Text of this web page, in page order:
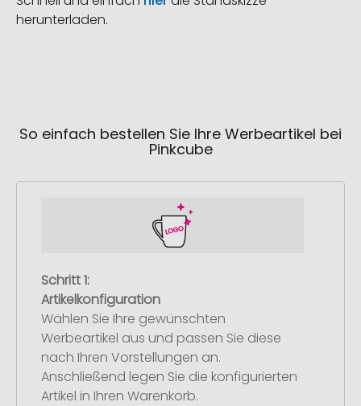
herunterladen.
So einfach bestellen Sie Ihre Werbeartikel bei
Pinkcube
Schritt 1:
Artikelkonfiguration
Wählen Sie Ihre gewünschten
Werbeartikel aus und passen Sie diese
nach Ihren Vorstellungen an.
Anschließend legen Sie die konfigurierten
Artikel in Ihren Warenkorb.